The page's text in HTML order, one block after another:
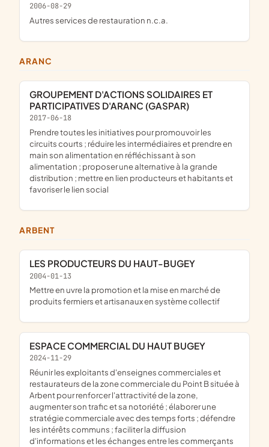
2006-08-29
Autres services de restauration n.c.a.
ARANC
GROUPEMENT D'ACTIONS SOLIDAIRES ET
PARTICIPATIVES D'ARANC (GASPAR)
2017-06-18
prendre toutes les initiatives pour promouvoir les
circuits courts ; réduire les intermédiaires et prendre en
main son alimentation en réfléchissant à son
alimentation ; proposer une alternative à la grande
distribution ; mettre en lien producteurs et habitants et
favoriser le lien social
ARBENT
LES PRODUCTEURS DU HAUT-BUGEY
2004-01-13
mettre en uvre la promotion et la mise en marché de
produits fermiers et artisanaux en système collectif
ESPACE COMMERCIAL DU HAUT BUGEY
2024-11-29
réunir les exploitants d'enseignes commerciales et
restaurateurs de la zone commerciale du Point B située à
Arbent pour renforcer l'attractivité de la zone,
augmenter son trafic et sa notoriété ; élaborer une
stratégie commerciale avec des temps forts ; défendre
les intérêts communs ; faciliter la diffusion
d'informations et les échanges entre les commerçants